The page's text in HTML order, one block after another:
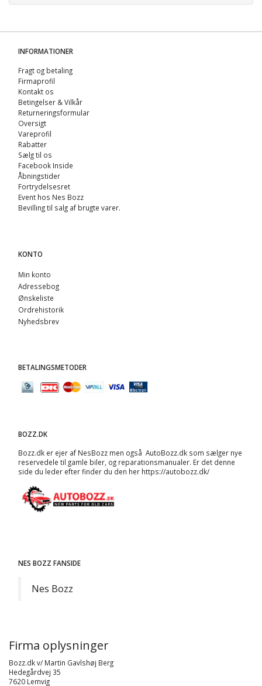
INFORMATIONER
Fragt og betaling
Firmaprofil
Kontakt os
Betingelser & Vilkår
Returneringsformular
Oversigt
Vareprofil
Rabatter
Sælg til os
Facebook Inside
Åbningstider
Fortrydelsesret
Event hos Nes Bozz
Bevilling til salg af brugte varer.
KONTO
Min konto
Adressebog
Ønskeliste
Ordrehistorik
Nyhedsbrev
BETALINGSMETODER
BOZZ.DK
Bozz.dk er ejer af NesBozz men også AutoBozz.dk som sælger nye
reservedele til gamle biler, og reparationsmanualer. Er det denne
side du leder efter finder du den her https://autobozz.dk/
NES BOZZ FANSIDE
Nes Bozz
Firma oplysninger
Bozz.dk v/ Martin Gavlshøj Berg
Hedegårdvej 35
7620 Lemvig